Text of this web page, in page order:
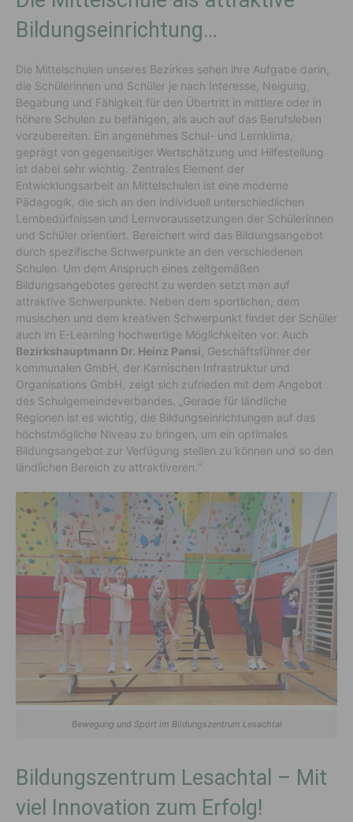
Bildungseinrichtung…
Die Mittelschulen unseres Bezirkes sehen ihre Aufgabe darin,
die Schülerinnen und Schüler je nach Interesse, Neigung,
Begabung und Fähigkeit für den Übertritt in mittlere oder in
höhere Schulen zu befähigen, als auch auf das Berufsleben
vorzubereiten. Ein angenehmes Schul- und Lernklima,
geprägt von gegenseitiger Wertschätzung und Hilfestellung
ist dabei sehr wichtig. Zentrales Element der
Entwicklungsarbeit an Mittelschulen ist eine moderne
Pädagogik, die sich an den individuell unterschiedlichen
Lernbedürfnissen und Lernvoraussetzungen der Schülerinnen
und Schüler orientiert. Bereichert wird das Bildungsangebot
durch spezifische Schwerpunkte an den verschiedenen
Schulen. Um dem Anspruch eines zeitgemäßen
Bildungsangebotes gerecht zu werden setzt man auf
attraktive Schwerpunkte. Neben dem sportlichen, dem
musischen und dem kreativen Schwerpunkt findet der Schüler
auch im E-Learning hochwertige Möglichkeiten vor. Auch
Bezirkshauptmann Dr. Heinz Pansi , Geschäftsführer der
kommunalen GmbH, der Karnischen Infrastruktur und
Organisations GmbH, zeigt sich zufrieden mit dem Angebot
des Schulgemeindeverbandes. „Gerade für ländliche
Regionen ist es wichtig, die Bildungseinrichtungen auf das
höchstmögliche Niveau zu bringen, um ein optimales
Bildungsangebot zur Verfügung stellen zu können und so den
ländlichen Bereich zu attraktiveren.“
Bewegung und Sport im Bildungszentrum Lesachtal
Bildungszentrum Lesachtal – Mit
viel Innovation zum Erfolg!